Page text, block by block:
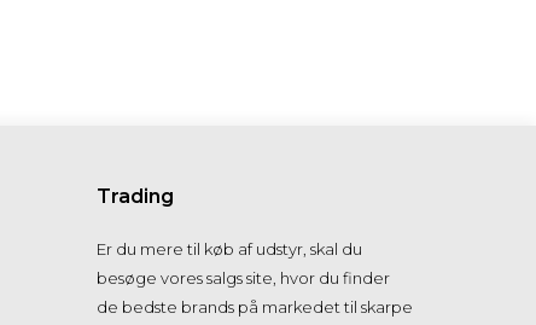
Trading
Er du mere til køb af udstyr, skal du
besøge vores salgs site, hvor du finder
de bedste brands på markedet til skarpe